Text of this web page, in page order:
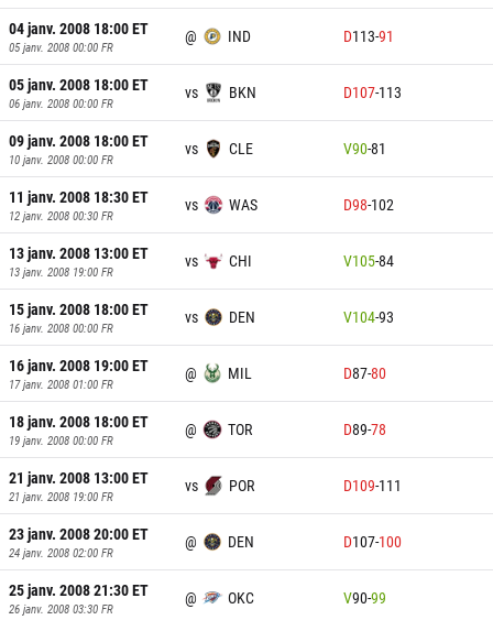
04 janv. 2008 18:00ET
05 janv. 2008 00:00 FR
@ IND D113-91
05 janv. 2008 18:00ET
06 janv. 2008 00:00 FR
vs BKN D107-113
09 janv. 2008 18:00ET
10 janv. 2008 00:00 FR
vs CLE V90-81
11 janv. 2008 18:30ET
12 janv. 2008 00:30 FR
vs WAS D98-102
13 janv. 2008 13:00ET
13 janv. 2008 19:00 FR
vs CHI V105-84
15 janv. 2008 18:00ET
16 janv. 2008 00:00 FR
vs DEN V104-93
16 janv. 2008 19:00ET
17 janv. 2008 01:00 FR
@ MIL D87-80
18 janv. 2008 18:00ET
19 janv. 2008 00:00 FR
@ TOR D89-78
21 janv. 2008 13:00ET
21 janv. 2008 19:00 FR
vs POR D109-111
23 janv. 2008 20:00ET
24 janv. 2008 02:00 FR
@ DEN D107-100
25 janv. 2008 21:30ET
26 janv. 2008 03:30 FR
@ OKC V90-99